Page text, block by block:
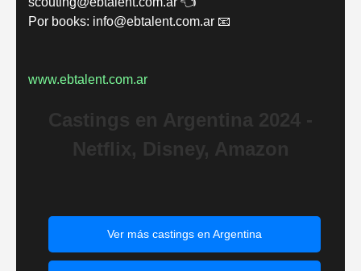
Por books: info@ebtalent.com.ar 📧
www.ebtalent.com.ar
Castings en Argentina 2024 -
Netflix, Disney, Amazon
Ver más castings en Argentina